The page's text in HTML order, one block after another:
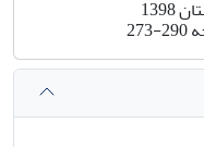
1398
273-290